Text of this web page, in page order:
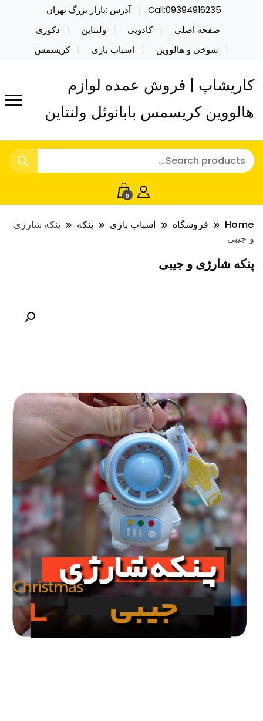
Call:09394916235
آدرس :بازار بزرگ تهران
صفحه اصلی
کادویی ولنتاین
دکوری
شوخی و هالووین
اسباب بازی کریسمس
کاریشاپ | فروش عمده لوازم
هالووین کریسمس بابانوئل ولنتاین
0
Home فروشگاه اسباب بازی پنکه
پنکه شارژی
و جیبی
پنکه شارژی و جیبی